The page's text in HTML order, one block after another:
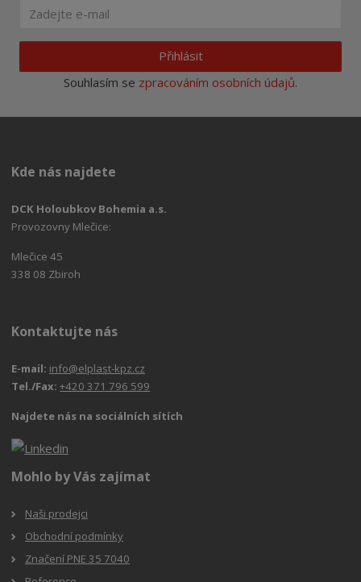
Přihlásit
Souhlasím se zpracováním osobních údajů.
Kde nás najdete
DCK Holoubkov Bohemia a.s.
Provozovny Mlečice:
Mlečice 45
338 08 Zbiroh
Kontaktujte nás
E-mail: info@elplast-kpz.cz
Tel./Fax:+420 371 796 599
Najdete nás na sociálních sítích
Mohlo by Vás zajímat
Naši prodejci
Obchodní podmínky
Značení PNE 35 7040